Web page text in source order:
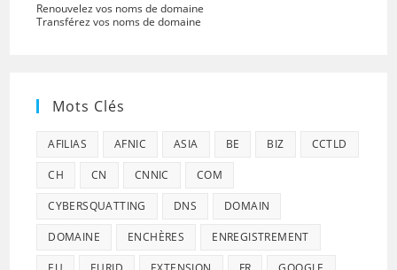
Renouvelez vos noms de domaine
Transférez vos noms de domaine
Mots Clés
AFILIAS AFNIC ASIA BE BIZ CCTLD
CH CN CNNIC COM
CYBERSQUATTING DNS DOMAIN
DOMAINE ENCHÈRES ENREGISTREMENT